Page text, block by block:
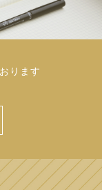
ります